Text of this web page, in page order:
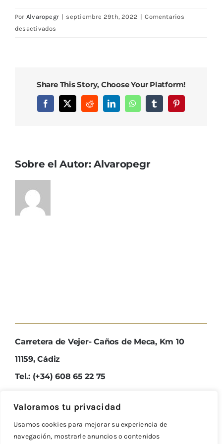
Valoramos tu privacidad
Usamos cookies para mejorar su experiencia de
navegación, mostrarle anuncios o contenidos
Por Alvaropegr | septiembre 29th, 2022 | Comentarios
desactivados
Share This Story, Choose Your Platform!
Facebook
X RedditLinkedInWhatsAppTumblrPinterest
Sobre el Autor:Alvaropegr
Carretera de Vejer- Caños de Meca, Km 10
11159, Cádiz
Tel.: (+34) 608 65 22 75
Reservas